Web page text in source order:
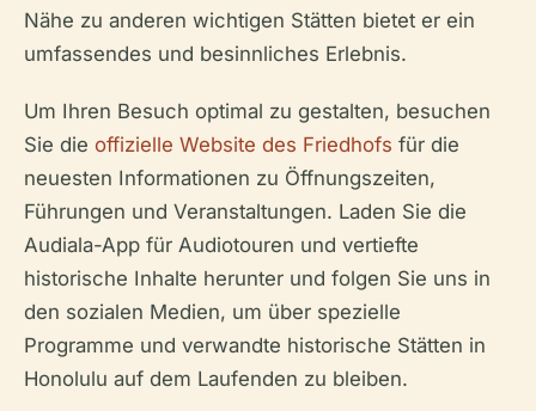
Nähe zu anderen wichtigen Stätten bietet er ein
umfassendes und besinnliches Erlebnis.
Um Ihren Besuch optimal zu gestalten, besuchen
Sie die offizielle Website des Friedhofs für die
neuesten Informationen zu Öffnungszeiten,
Führungen und Veranstaltungen. Laden Sie die
Audiala-App für Audiotouren und vertiefte
historische Inhalte herunter und folgen Sie uns in
den sozialen Medien, um über spezielle
Programme und verwandte historische Stätten in
Honolulu auf dem Laufenden zu bleiben.